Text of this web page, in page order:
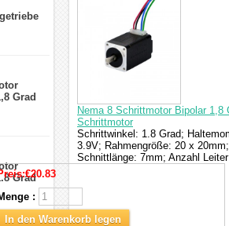
Grad
2,26V
Grad
3.5V 4
Nema 8 Schrittmotor Bipolar
Schrittmotor
Schrittwinkel: 1.8 Grad;
3.9V; Rahmengröße: 20 x
Schnittlänge: 7mm; Anzahl
€20.83
:
In den Warenkorb legen